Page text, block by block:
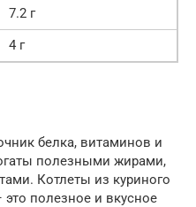
7.2 г
4 г
белка, витаминов и
полезными жирами,
Котлеты из куриного
полезное и вкусное